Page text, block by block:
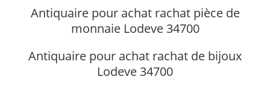
Antiquaire pour achat rachat pièce de
monnaie Lodeve 34700
Antiquaire pour achat rachat de bijoux
Lodeve 34700